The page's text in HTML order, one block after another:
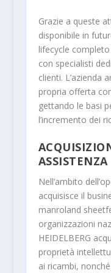
Grazie a queste
disponibile in
lifecycle
con specialisti
clienti. L’azienda
propria offerta
gettando le basi
l’incremento dei
Nell’ambito
acquisisce il
manroland
organizzazioni
HEIDELBERG
proprietà
ai ricambi,